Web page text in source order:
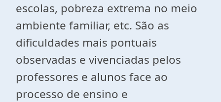
escolas, pobreza extrema no meio
ambiente familiar, etc. São as
dificuldades mais pontuais
observadas e vivenciadas pelos
professores e alunos face ao
processo de ensino e